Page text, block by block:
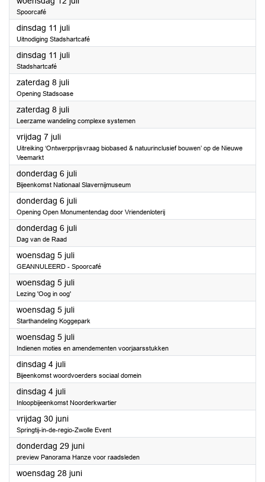
Spoorcafé
dinsdag 11 juli2023
Uitnodiging Stadshartcafé
dinsdag 11 juli2023
Stadshartcafé
zaterdag 8 juli2023
Opening Stadsoase
zaterdag 8 juli2023
Leerzame wandeling complexe systemen
vrijdag 7 juli2023
Uitreiking ‘Ontwerpprijsvraag biobased & natuurinclusief bouwen’ op de Nieuwe
Veemarkt
donderdag 6 juli2023
Bijeenkomst Nationaal Slavernijmuseum
donderdag 6 juli2023
Opening Open Monumentendag door Vriendenloterij
donderdag 6 juli2023
Dag van de Raad
woensdag 5 juli2023
GEANNULEERD - Spoorcafé
woensdag 5 juli2023
Lezing 'Oog in oog'
woensdag 5 juli2023
Starthandeling Koggepark
woensdag 5 juli2023
Indienen moties en amendementen voorjaarsstukken
dinsdag 4 juli2023
Bijeenkomst woordvoerders sociaal domein
dinsdag 4 juli2023
Inloopbijeenkomst Noorderkwartier
vrijdag 30 juni2023
Springtij-in-de-regio-Zwolle Event
donderdag 29 juni2023
preview Panorama Hanze voor raadsleden
woensdag 28 juni2023